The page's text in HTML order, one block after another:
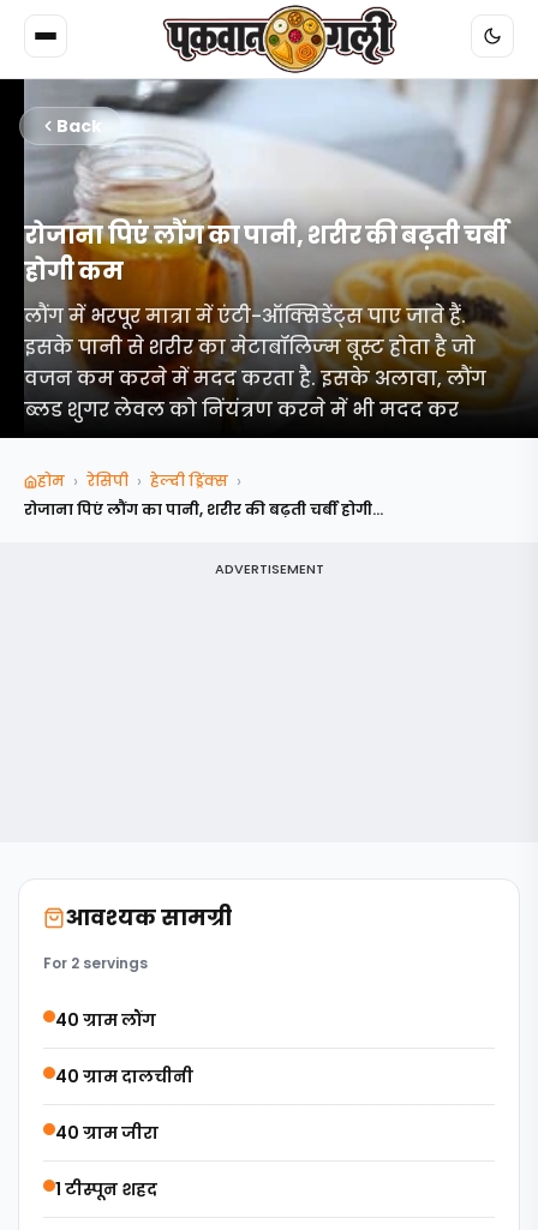
Back
रोजाना पिएं लौंग का पानी, शरीर की बढ़ती चर्बी
होगी कम
लौंग में भरपूर मात्रा में एंटी-ऑक्सिडेंट्स पाए जाते हैं.
इसके पानी से शरीर का मेटाबॉलिज्‍म बूस्ट होता है जो
वजन कम करने में मदद करता है. इसके अलावा, लौंग
ब्लड शुगर लेवल को निंयंत्रण करने में भी मदद कर
होम › रेसिपी › हेल्दी ड्रिंक्स ›
रोजाना पिएं लौंग का पानी, शरीर की बढ़ती चर्बी होगी...
ADVERTISEMENT
आवश्यक सामग्री
For 2 servings
40 ग्राम लौंग
40 ग्राम दालचीनी
40 ग्राम जीरा
1 टीस्पून शहद